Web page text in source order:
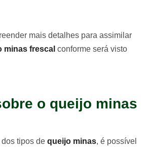
mais detalhes para assimilar
minas frescal conforme será visto
o queijo minas
tipos de queijo minas, é possível